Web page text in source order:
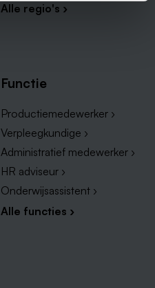
Alle regio's ›
Functie
Productiemedewerker ›
Verpleegkundige ›
Administratief medewerker ›
HR adviseur ›
Onderwijsassistent ›
Alle functies ›